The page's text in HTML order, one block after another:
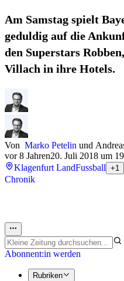
Am Samstag spielt
geduldig auf die
den Superstars
Villach in ihre Hotels.
Von Marko Petelin und
vor 8 Jahren20. Juli 2018 um
Klagenfurt LandFussball +1
Chronik
Abonnent:in werden
Rubriken